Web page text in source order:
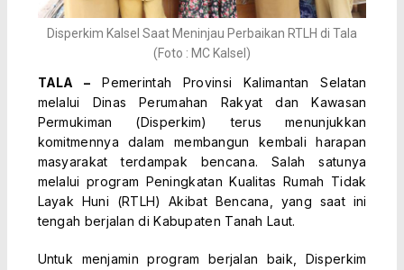
Disperkim Kalsel Saat Meninjau Perbaikan RTLH di Tala
(Foto : MC Kalsel)
TALA – Pemerintah Provinsi Kalimantan Selatan
melalui Dinas Perumahan Rakyat dan Kawasan
Permukiman (Disperkim) terus menunjukkan
komitmennya dalam membangun kembali harapan
masyarakat terdampak bencana. Salah satunya
melalui program Peningkatan Kualitas Rumah Tidak
Layak Huni (RTLH) Akibat Bencana, yang saat ini
tengah berjalan di Kabupaten Tanah Laut.
Untuk menjamin program berjalan baik, Disperkim